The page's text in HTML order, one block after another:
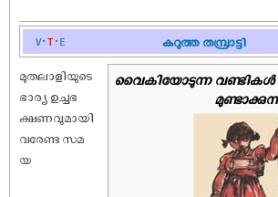
v t e കറുത്ത തമ്പ്രാട്ടി
വൈകിയോടുന്ന വണ്ടികൾ
മുതലാളിയുടെ
ഭാര്യ ഉച്ചഭ
ക്ഷണവുമായി
വരേണ്ട സമ
യ